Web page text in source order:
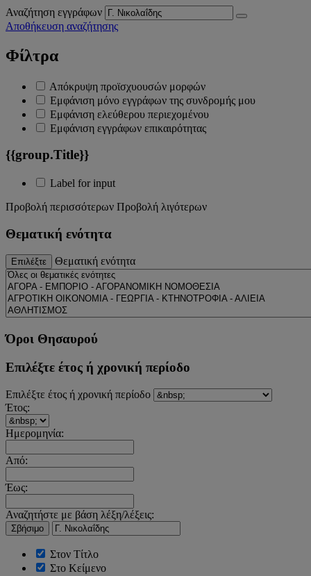
Αναζήτηση εγγράφων
Αποθήκευση αναζήτησης
Φίλτρα
Απόκρυψη προϊσχυουσών μορφών
Εμφάνιση μόνο εγγράφων της συνδρομής μου
Εμφάνιση ελεύθερου περιεχομένου
Εμφάνιση εγγράφων επικαιρότητας
{{group.Title}}
Label for input
Προβολή περισσότερων Προβολή λιγότερων
Θεματική ενότητα
Επιλέξτε Θεματική ενότητα
Όροι Θησαυρού
Επιλέξτε έτος ή χρονική περίοδο
Επιλέξτε έτος ή χρονική περίοδο
Έτος:
Ημερομηνία:
Από:
Έως:
Αναζητήστε με βάση λέξη/λέξεις:
Σβήσιμο
Στον Τίτλο
Στο Κείμενο